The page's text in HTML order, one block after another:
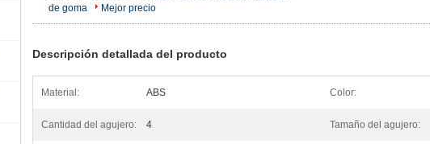
de goma
Mejor precio
Descripción detallada del producto
Material: ABS Color:
Cantidad del agujero: 4 Tamaño del agujero: